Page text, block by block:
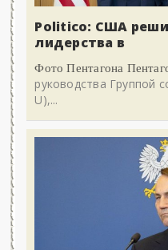
Politico: США
лидерства в
Фото Пентагона
руководства Группой
U),...